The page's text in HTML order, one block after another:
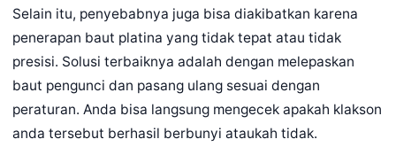
Selain itu, penyebabnya juga bisa diakibatkan karena
penerapan baut platina yang tidak tepat atau tidak
presisi. Solusi terbaiknya adalah dengan melepaskan
baut pengunci dan pasang ulang sesuai dengan
peraturan. Anda bisa langsung mengecek apakah klakson
anda tersebut berhasil berbunyi ataukah tidak.